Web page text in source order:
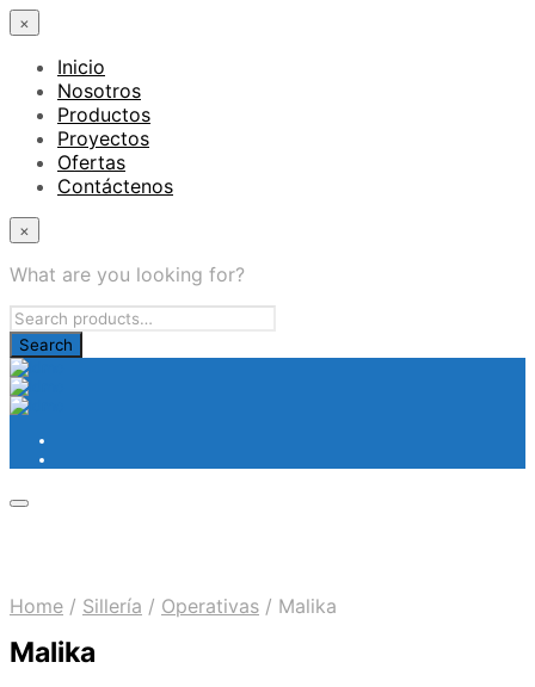
×
Inicio
Nosotros
Productos
Proyectos
Ofertas
Contáctenos
×
What are you looking for?
Home / Sillería / Operativas / Malika
Malika